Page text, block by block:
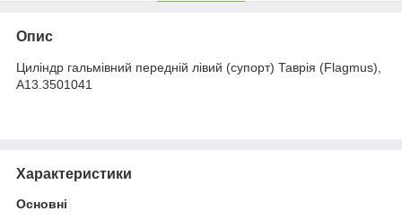
Опис
Циліндр гальмівний передній лівий (супорт) Таврія (Flagmus),
А13.3501041
Характеристики
Основні